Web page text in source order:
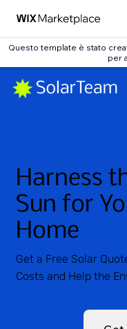
Questo template è stato
per